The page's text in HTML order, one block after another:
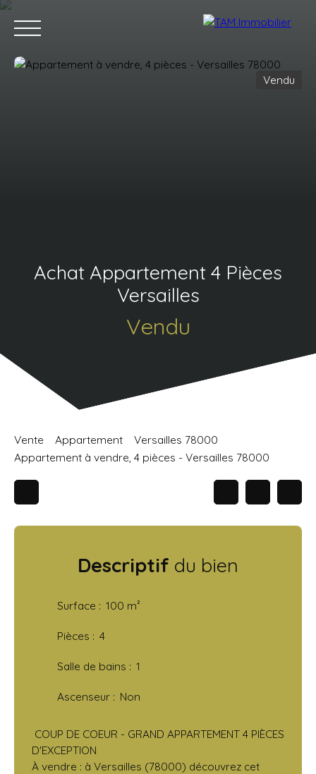
Vendu
Achat Appartement 4 Pièces
Versailles
Vendu
Vente Appartement
Versailles 78000
Appartement à vendre, 4 pièces - Versailles 78000
Descriptif du bien
Surface : 100 m²
Pièces : 4
Salle de bains : 1
Ascenseur : Non
COUP DE COEUR - GRAND APPARTEMENT 4 PIÈCES
D'EXCEPTION
À vendre : à Versailles (78000) découvrez cet